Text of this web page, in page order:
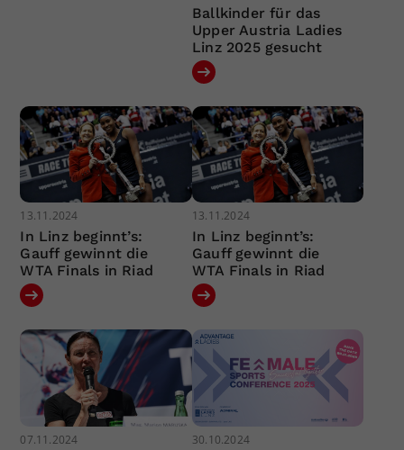
Ballkinder für das
Upper Austria Ladies
Linz 2025 gesucht
13.11.2024
In Linz beginnt’s:
Gauff gewinnt die
WTA Finals in Riad
13.11.2024
In Linz beginnt’s:
Gauff gewinnt die
WTA Finals in Riad
07.11.2024 30.10.2024